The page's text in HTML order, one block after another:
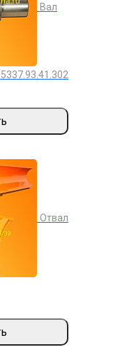
Вал
Отвал